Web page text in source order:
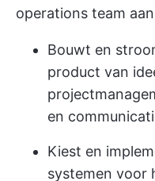
operations team
Bouwt en
product van
en
Kiest en
systemen voor